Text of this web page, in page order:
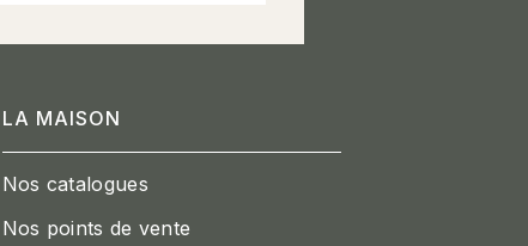
LA MAISON
Nos catalogues
Nos points de vente